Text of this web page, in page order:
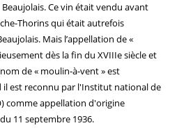
Ce vin était vendu avant
Thorins qui était autrefois
Mais l’appellation de «
dès la fin du XVIIIe siècle et
de « moulin-à-vent » est
est reconnu par l'Institut national de
comme appellation d'origine
11 septembre 1936.